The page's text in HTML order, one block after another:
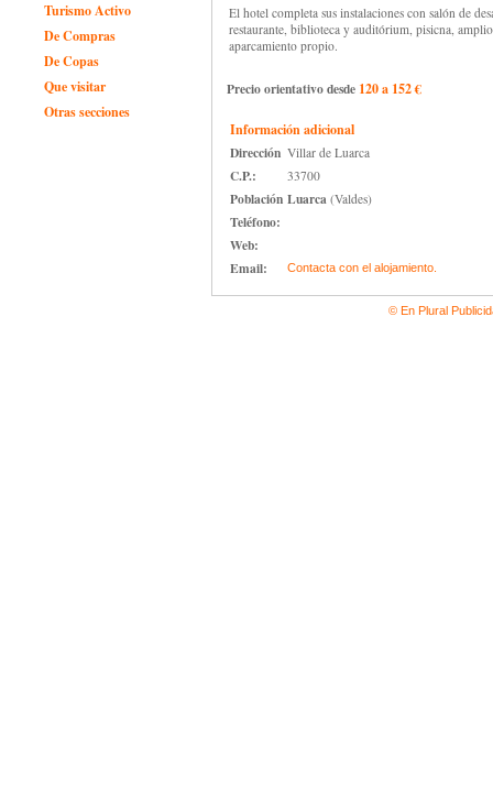
Turismo Activo
De Compras
De Copas
Que visitar
Otras secciones
El hotel completa sus instalaciones con salón de
restaurante, biblioteca y auditórium, pisicna,
aparcamiento propio.
Precio orientativo desde 120 a 152 €
Información adicional
Dirección Villar de Luarca
C.P.: 33700
Población Luarca(Valdes)
Teléfono:
Web:
Email:
Contacta con el alojamiento.
© En Plural